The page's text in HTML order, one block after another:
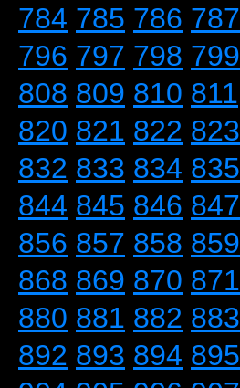
784 785 786 787
796 797 798 799
808 809 810 811
820 821 822 823
832 833 834 835
844 845 846 847
856 857 858 859
868 869 870 871
880 881 882 883
892 893 894 895